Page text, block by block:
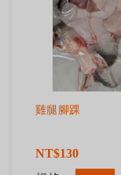
雞腿腳踝
NT$130